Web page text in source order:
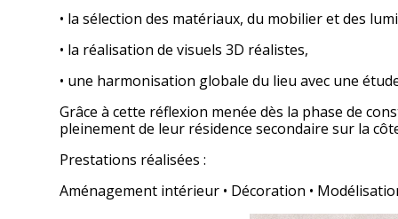
• la sélection des matériaux, du mobilier et des
• la réalisation de visuels 3D réalistes,
• une harmonisation globale du lieu avec une
Grâce à cette réflexion menée dès la phase de
pleinement de leur résidence secondaire sur la
Prestations réalisées :
Aménagement intérieur • Décoration •